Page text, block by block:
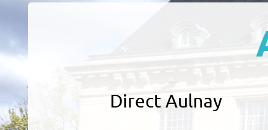
Direct Aulnay